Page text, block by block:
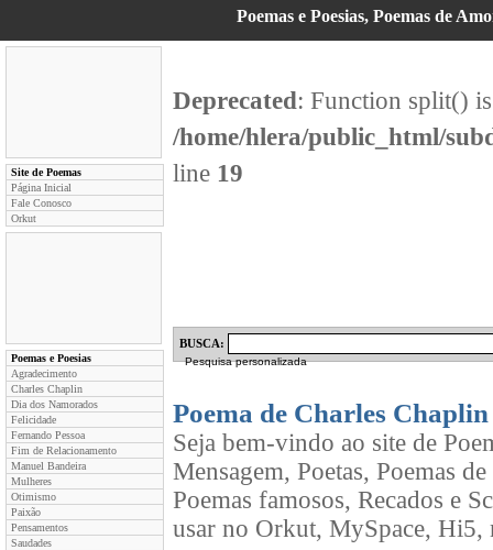
Poemas e Poesias, Poemas de
Site de Poemas
Página Inicial
Fale Conosco
Orkut
Poemas e Poesias
Agradecimento
Charles Chaplin
Dia dos Namorados
Felicidade
Fernando Pessoa
Fim de Relacionamento
Manuel Bandeira
Mulheres
Otimismo
Paixão
Pensamentos
Saudades
Deprecated: Function split()
/home/hlera/public_html/
line 19
BUSCA:
Pesquisa personalizada
Poema de Charles Chaplin
Seja bem-vindo ao site de
Mensagem, Poetas, Poemas
Poemas famosos, Recados e
usar no Orkut, MySpace, Hi5,